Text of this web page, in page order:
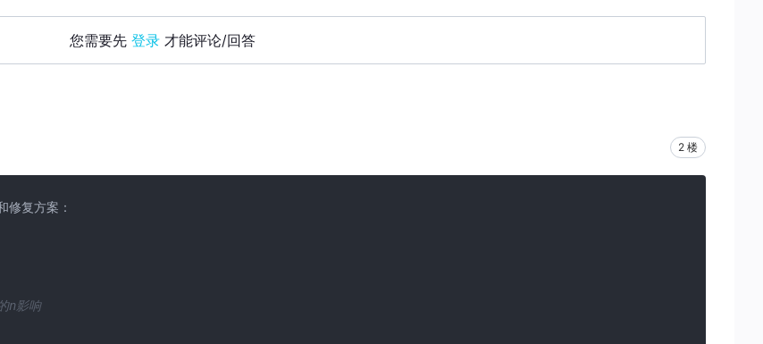
您需要先 登录 才能评论/回答
2 楼
修复方案：
n影响